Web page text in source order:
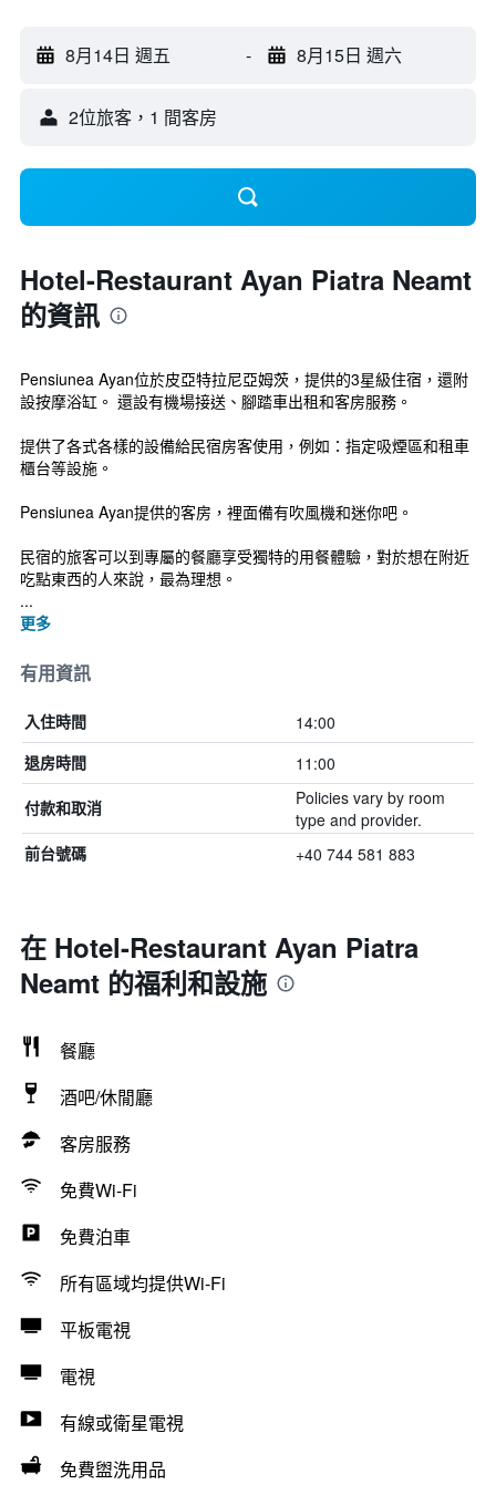
8月14日 週五 - 8月15日 週六
2位旅客，1 間客房
Hotel-Restaurant Ayan Piatra Neamt
的資訊
Pensiunea Ayan位於皮亞特拉尼亞姆茨，提供的3星級住宿，還附
設按摩浴缸。 還設有機場接送、腳踏車出租和客房服務。
提供了各式各樣的設備給民宿房客使用，例如：指定吸煙區和租車
櫃台等設施。
Pensiunea Ayan提供的客房，裡面備有吹風機和迷你吧。
民宿的旅客可以到專屬的餐廳享受獨特的用餐體驗，對於想在附近
吃點東西的人來說，最為理想。
...
更多
有用資訊
入住時間 14:00
退房時間 11:00
付款和取消
Policies vary by room
type and provider.
前台號碼 +40 744 581 883
在 Hotel-Restaurant Ayan Piatra
Neamt 的福利和設施
餐廳
酒吧/休閒廳
客房服務
免費Wi-Fi
免費泊車
所有區域均提供Wi-Fi
平板電視
電視
有線或衛星電視
免費盥洗用品